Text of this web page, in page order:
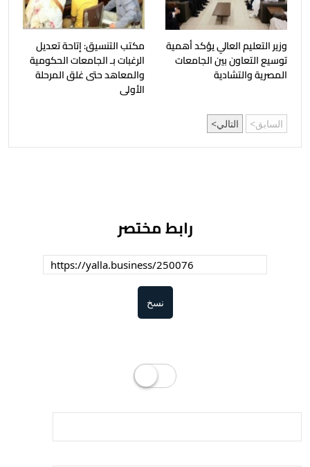
وزير التعليم العالي يؤكد أهمية
توسيع التعاون بين الجامعات
المصرية والتشادية
مكتب التنسيق: إتاحة تعديل
الرغبات بـ الجامعات الحكومية
والمعاهد حتى غلق المرحلة
الأولى
السابق التالي
رابط مختصر
نسخ